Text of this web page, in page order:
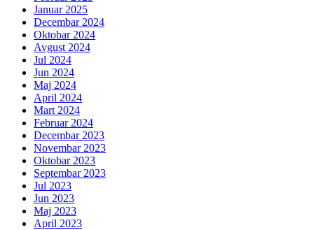
Januar 2025
Decembar 2024
Oktobar 2024
Avgust 2024
Jul 2024
Jun 2024
Maj 2024
April 2024
Mart 2024
Februar 2024
Decembar 2023
Novembar 2023
Oktobar 2023
Septembar 2023
Jul 2023
Jun 2023
Maj 2023
April 2023